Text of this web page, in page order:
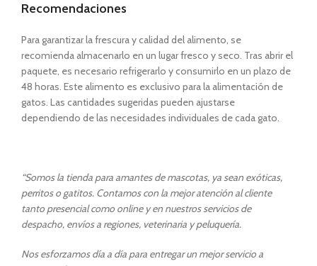
Recomendaciones
Para garantizar la frescura y calidad del alimento, se
recomienda almacenarlo en un lugar fresco y seco. Tras abrir el
paquete, es necesario refrigerarlo y consumirlo en un plazo de
48 horas. Este alimento es exclusivo para la alimentación de
gatos. Las cantidades sugeridas pueden ajustarse
dependiendo de las necesidades individuales de cada gato.
“Somos la tienda para amantes de mascotas, ya sean exóticas,
perritos o gatitos. Contamos con la mejor atención al cliente
tanto presencial como online y en nuestros servicios de
despacho, envíos a regiones, veterinaria y peluquería.
Nos esforzamos día a día para entregar un mejor servicio a